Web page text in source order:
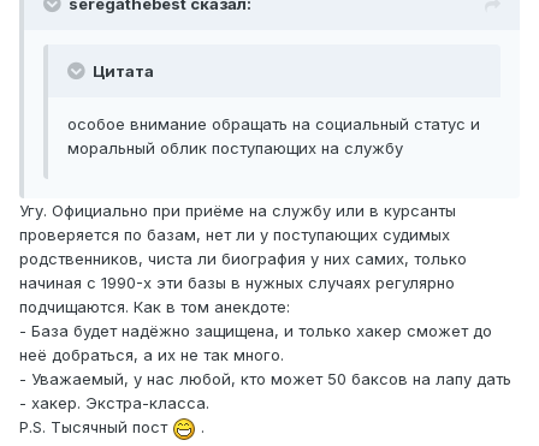
seregathebest сказал:
Цитата
особое внимание обращать на социальный статус и
моральный облик поступающих на службу
Угу. Официально при приёме на службу или в курсанты
проверяется по базам, нет ли у поступающих судимых
родственников, чиста ли биография у них самих, только
начиная с 1990-х эти базы в нужных случаях регулярно
подчищаются. Как в том анекдоте:
- База будет надёжно защищена, и только хакер сможет до
неё добраться, а их не так много.
- Уважаемый, у нас любой, кто может 50 баксов на лапу дать
- хакер. Экстра-класса.
P.S. Тысячный пост
.